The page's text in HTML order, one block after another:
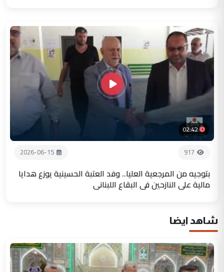
02:42
917
2026-06-15
بتوجيه من المرجعية العليا.. وفد العتبة الحسينية يوزع هدايا
مالية على النازحين في البقاع اللبناني
شاهد ايضا